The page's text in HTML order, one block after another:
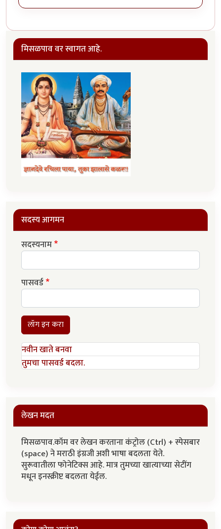
मिसळपाव वर स्वागत आहे.
सदस्य आगमन
सदस्यनाम
पासवर्ड
लॉग इन करा
नवीन खाते बनवा
तुमचा पासवर्ड बदला.
लेखन मदत
मिसळपाव.कॉम वर लेखन करताना कंट्रोल (Ctrl) + स्पेसबार
(space) ने मराठी इंग्रजी अशी भाषा बदलता येते.
सुरूवातीला फोनेटिक्स आहे. मात्र तुमच्या खात्याच्या सेटींग
मधून इनस्क्रीप्ट बदलता येईल.